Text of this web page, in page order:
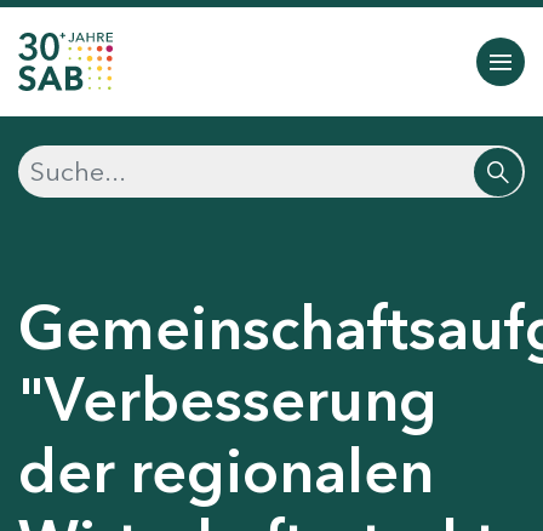
"Verbesserung
der regionalen